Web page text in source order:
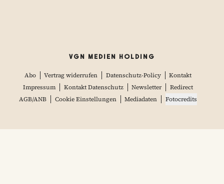
VGN MEDIEN HOLDING
Abo Vertrag widerrufen Datenschutz-Policy
Kontakt
Impressum
Kontakt Datenschutz Newsletter
Redirect
AGB/ANB
Cookie Einstellungen Mediadaten Fotocredits